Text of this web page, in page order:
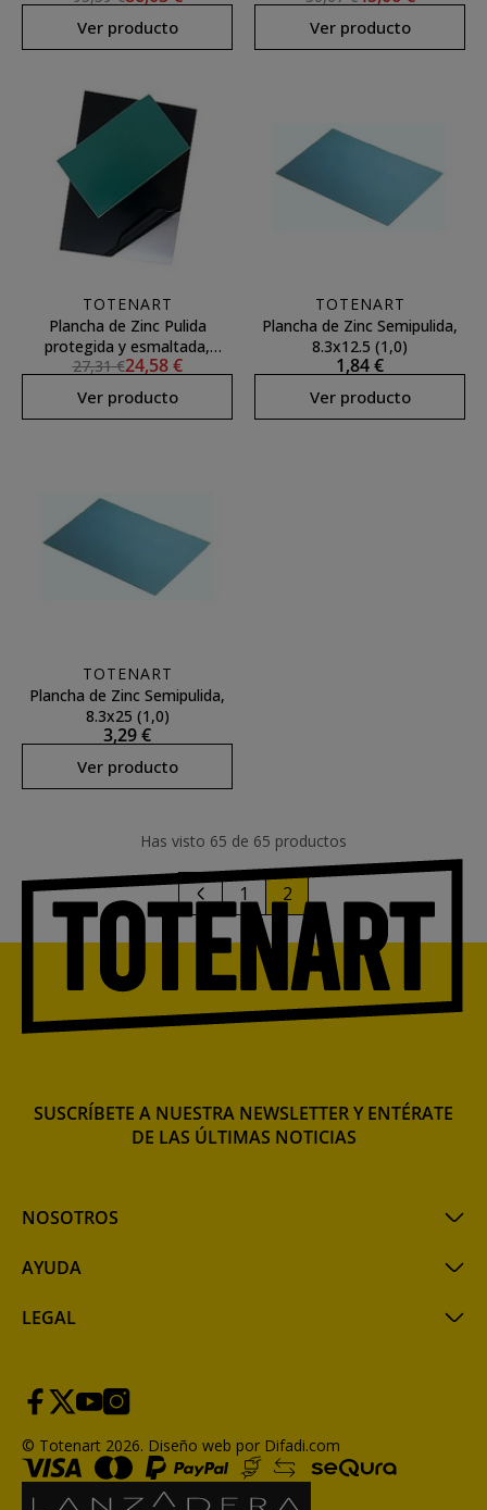
Ver producto Ver producto
TOTENART
Plancha de Zinc Pulida
protegida y esmaltada,
12.5x16.5 (1,6)
27,31 €24,58 €
Ver producto
TOTENART
Plancha de Zinc Semipulida,
8.3x12.5 (1,0)
1,84 €
Ver producto
TOTENART
Plancha de Zinc Semipulida,
8.3x25 (1,0)
3,29 €
Ver producto
Has visto 65 de 65 productos
1 2
NOSOTROS
AYUDA
LEGAL
SUSCRÍBETE A NUESTRA NEWSLETTER Y ENTÉRATE
DE LAS ÚLTIMAS NOTICIAS
© Totenart 2026. Diseño web por Difadi.com